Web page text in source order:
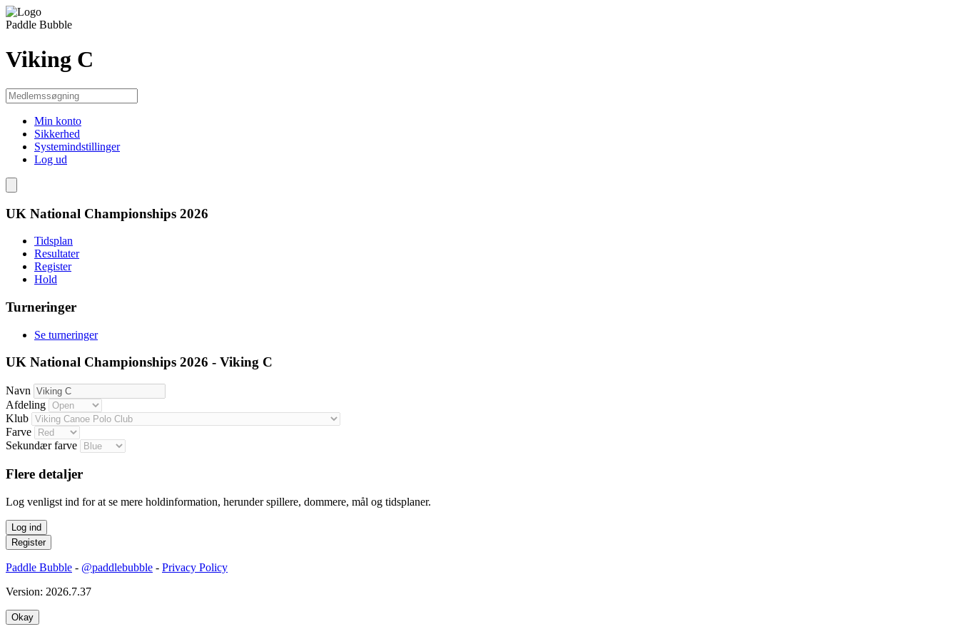
Paddle Bubble
Viking C
Min konto
Sikkerhed
Systemindstillinger
Log ud
UK National Championships 2026
Tidsplan
Resultater
Register
Hold
Turneringer
Se turneringer
UK National Championships 2026 - Viking C
Navn
Afdeling
Klub
Farve
Sekundær farve
Flere detaljer
Log venligst ind for at se mere holdinformation, herunder spillere, dommere, mål og tidsplaner.
Paddle Bubble - @paddlebubble - Privacy Policy
Version: 2026.7.37